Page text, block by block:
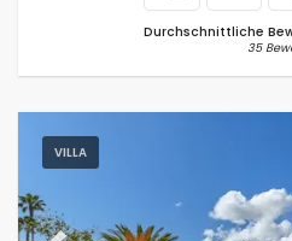
Durchschnittliche
35
VILLA